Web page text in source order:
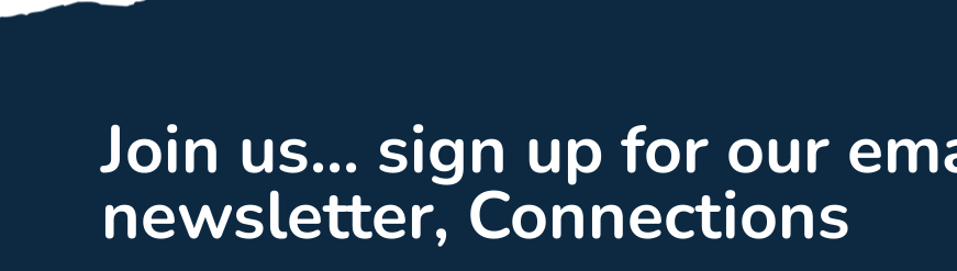
Join us... sign up for our
newsletter, Connections